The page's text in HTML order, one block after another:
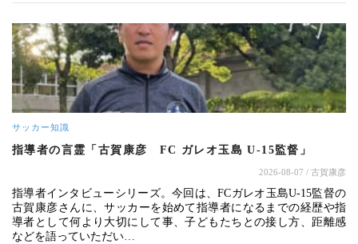
サッカー知識
指導者の言霊「古賀康彦 FC ガレオ玉島 U-15監督」
2026-08-07 / 古賀康彦
指導者インタビューシリーズ。今回は、FCガレオ玉島U-15監督の
古賀康彦さんに、サッカーを始めて指導者になるまでの経歴や指
導者として何より大切にして事、子どもたちとの接し方、距離感
などを語っていただい…